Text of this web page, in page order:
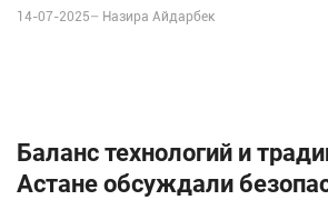
14-07-2025– Назира Айдарбек
Баланс технологий и
Астане обсуждали